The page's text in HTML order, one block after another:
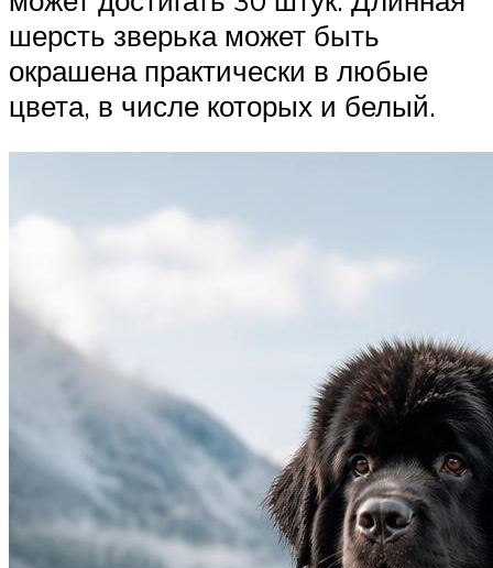
шерсть зверька может быть
окрашена практически в любые
цвета, в числе которых и белый.